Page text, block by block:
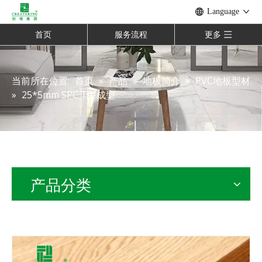
Language
首页 服务流程 更多
当前所在位置: 首页 » 产品 » 地板简介 » PVC地板型材
» 25*5mm SPC T型成型
产品分类